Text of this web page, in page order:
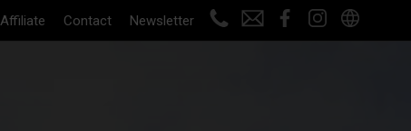
Affiliate Contact Newsletter